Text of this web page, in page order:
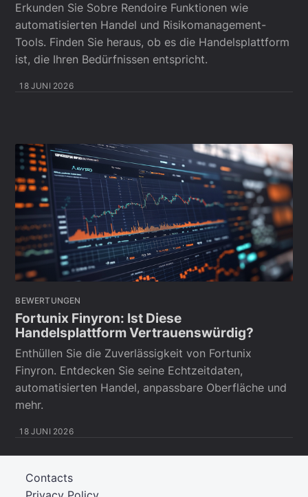
Erkunden Sie Sobre Rendoire Funktionen wie
automatisierten Handel und Risikomanagement-
Tools. Finden Sie heraus, ob es die Handelsplattform
ist, die Ihren Bedürfnissen entspricht.
18 JUNI 2026
BEWERTUNGEN
Fortunix Finyron: Ist Diese
Handelsplattform Vertrauenswürdig?
Enthüllen Sie die Zuverlässigkeit von Fortunix
Finyron. Entdecken Sie seine Echtzeitdaten,
automatisierten Handel, anpassbare Oberfläche und
mehr.
18 JUNI 2026
Contacts